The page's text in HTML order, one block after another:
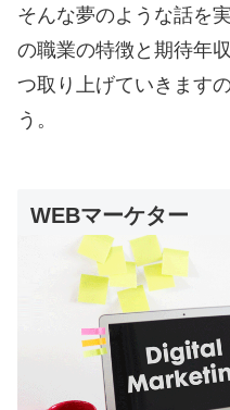
そんな夢のような話を
の職業の特徴と期待年
つ取り上げていきます
う。
WEBマーケター